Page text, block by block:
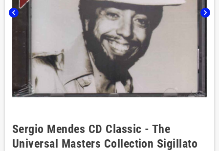
chevron_left chevron_right
Sergio Mendes CD Classic - The
Universal Masters Collection Sigillato